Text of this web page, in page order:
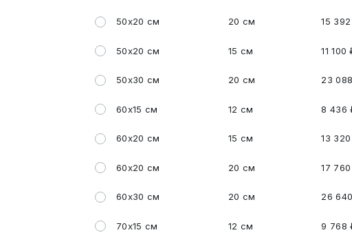
50x20 см 20 см 15
50x20 см 15 см 11 100
50x30 см 20 см 23
60x15 см 12 см 8 436
60x20 см 15 см 13
60x20 см 20 см 17
60x30 см 20 см 26
70x15 см 12 см 9 768